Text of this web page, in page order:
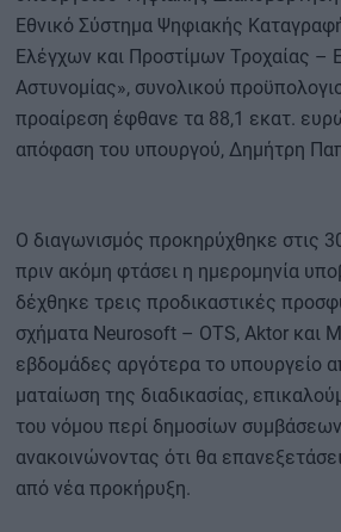
Εθνικό Σύστημα Ψηφιακής
Ελέγχων και Προστίμων Τροχαίας –
Αστυνομίας», συνολικού
προαίρεση έφθανε τα 88,1 εκατ.
απόφαση του υπουργού, Δημήτρη
Ο διαγωνισμός προκηρύχθηκε στις
πριν ακόμη φτάσει η ημερομηνία
δέχθηκε τρεις προδικαστικές
σχήματα Neurosoft – OTS, Aktor και
εβδομάδες αργότερα το υπουργείο
ματαίωση της διαδικασίας,
του νόμου περί δημοσίων
ανακοινώνοντας ότι θα
από νέα προκήρυξη.